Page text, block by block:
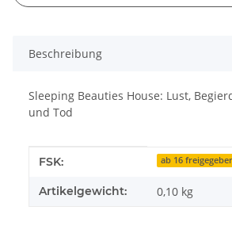
Beschreibung
Sleeping Beauties House: Lust,
und Tod
Produkteigenschaft
Wert
FSK: ab 16
Artikelgewicht: 0,10 kg